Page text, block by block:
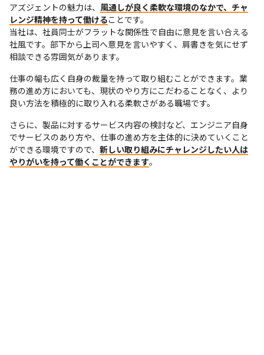
アズジェントの魅力は、 風通しが良く柔軟な環境のなかで、チャ
レンジ精神を持って働けることです。
当社は、社員同士がフラットな関係性で自由に意見を言い合える
社風です。部下から上司へ意見を言いやすく、肩書きを気にせず
相談できる雰囲気があります。
仕事の幅も広く自身の裁量を持って取り組むことができます。業
務の進め方においても、現状のやり方にこだわることなく、より
良い方法を積極的に取り入れる柔軟さがある職場です。
さらに、製品に対するサービス内容の検討など、エンジニア自身
でサービスのあり方や、仕事の進め方を主体的に決めていくこと
ができる環境ですので、 新しい取り組みにチャレンジしたい人は
やりがいを持って働くことができます。